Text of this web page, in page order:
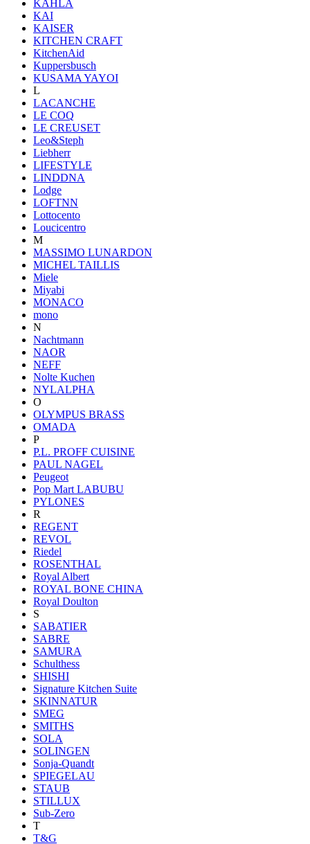
KAHLA
KAI
KAISER
KITCHEN CRAFT
KitchenAid
Kuppersbusch
KUSAMA YAYOI
L
LACANCHE
LE COQ
LE CREUSET
Leo&Steph
Liebherr
LIFESTYLE
LINDDNA
Lodge
LOFTNN
Lottocento
Loucicentro
M
MASSIMO LUNARDON
MICHEL TAILLIS
Miele
Miyabi
MONACO
mono
N
Nachtmann
NAOR
NEFF
Nolte Kuchen
NYLALPHA
O
OLYMPUS BRASS
OMADA
P
P.L. PROFF CUISINE
PAUL NAGEL
Peugeot
Pop Mart LABUBU
PYLONES
R
REGENT
REVOL
Riedel
ROSENTHAL
Royal Albert
ROYAL BONE CHINA
Royal Doulton
S
SABATIER
SABRE
SAMURA
Schulthess
SHISHI
Signature Kitchen Suite
SKINNATUR
SMEG
SMITHS
SOLA
SOLINGEN
Sonja-Quandt
SPIEGELAU
STAUB
STILLUX
Sub-Zero
T
T&G